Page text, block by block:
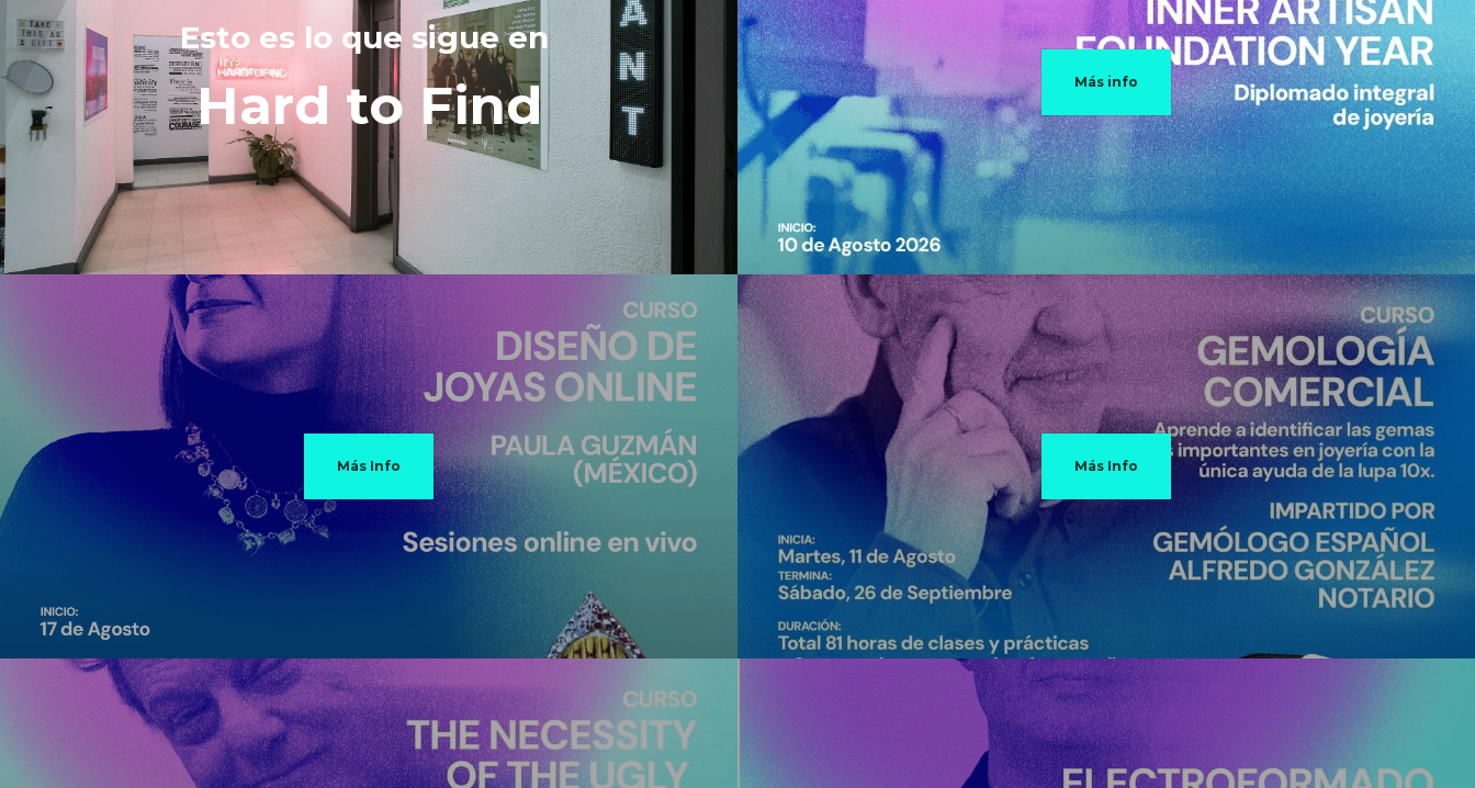
Esto es lo que sigue en
Hard to Find Más info
Más Info Más Info